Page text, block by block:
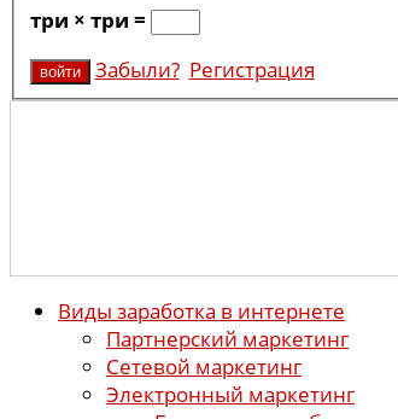
три × три =
Забыли? Регистрация
Виды заработка в интернете
Партнерский маркетинг
Сетевой маркетинг
Электронный маркетинг